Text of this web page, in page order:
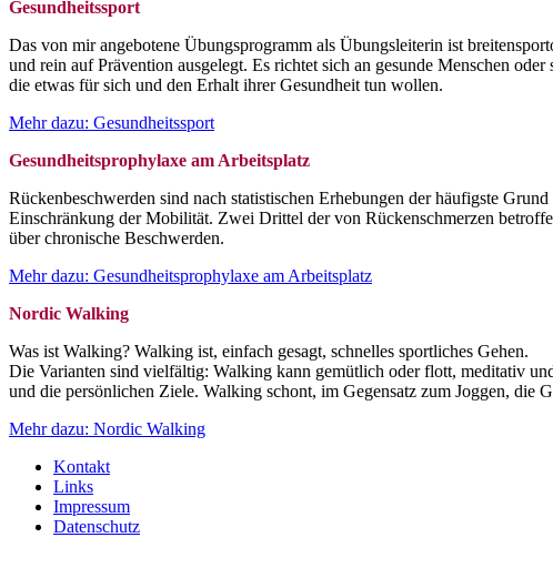
Gesundheitssport
Das von mir angebotene Übungsprogramm als Übungsleiterin ist
und rein auf Prävention ausgelegt. Es richtet sich an gesunde Menschen
die etwas für sich und den Erhalt ihrer Gesundheit tun wollen.
Mehr dazu: Gesundheitssport
Gesundheitsprophylaxe am Arbeitsplatz
Rückenbeschwerden sind nach statistischen Erhebungen der häufigste
Einschränkung der Mobilität. Zwei Drittel der von Rückenschmerzen
über chronische Beschwerden.
Mehr dazu: Gesundheitsprophylaxe am Arbeitsplatz
Nordic Walking
Was ist Walking? Walking ist, einfach gesagt, schnelles sportliches Gehen.
Die Varianten sind vielfältig: Walking kann gemütlich oder flott, meditativ
und die persönlichen Ziele. Walking schont, im Gegensatz zum Joggen, die
Mehr dazu: Nordic Walking
Kontakt
Links
Impressum
Datenschutz